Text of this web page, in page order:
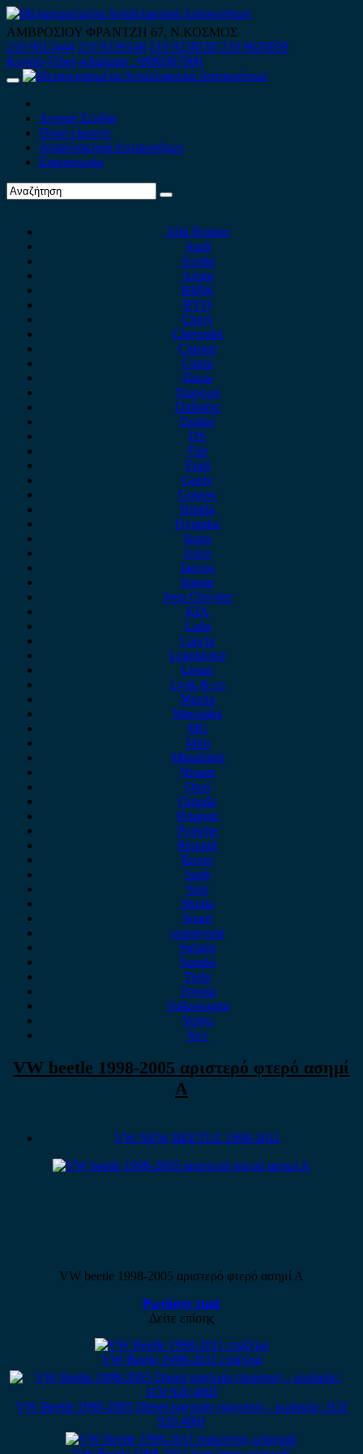
Skip
to
content
ΑΜΒΡΟΣΙΟΥ ΦΡΑΝΤΖΗ 67, Ν.ΚΟΣΜΟΣ
210 9012444 210 9239148 210 9238158 210 9026839
Κινητό-Viber-whatsapp : 6980507900
Primary
Αρχική Σελίδα
Ποιοί είμαστε
Ανταλλακτικά Αυτοκινήτων
Επικοινωνία
Alfa Romeo
Audi
Austin
Acura
BMW
BYD
Chery
Chevrolet
Citroen
Cupra
Dacia
Daewoo
Daihatsu
Dodge
DS
Fiat
Ford
Geely
Gonow
Honda
Hyundai
Isuzu
iveco
Jaecoo
Jaguar
Jeep Chrysler
KIA
Lada
Lancia
Leapmotor
Lexus
Lynk & co
Mazda
Mercedes
MG
Mini
Mitsubishi
Nissan
Opel
Omoda
Peugeot
Porsche
Renault
Rover
Saab
Seat
Skoda
Smart
ssangyong
Subaru
Suzuki
Tesla
Toyota
Volkswagen
Volvo
Xev
VW beetle 1998-2005 αριστερό φτερό ασημί
Α
VW NEW BEETLE 1998-2011
VW beetle 1998-2005 αριστερό φτερό ασημί Α
Ρωτήστε τιμή
Δείτε επίσης
VW Beetle 1998-2011 εταζέρα
VW Beetle 1998-2005 Diesel καντράν (όργανα) – κωδικός: 1C0
920 400J